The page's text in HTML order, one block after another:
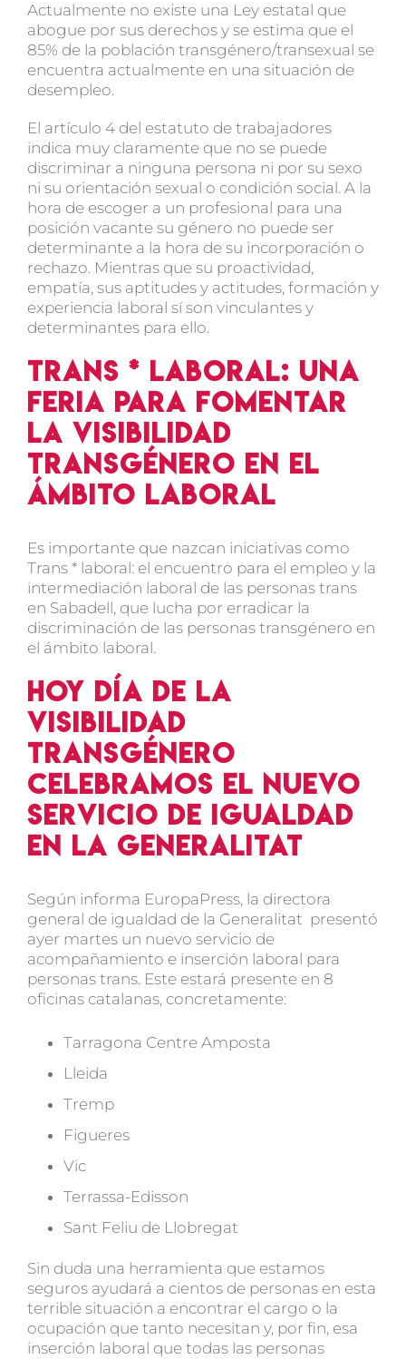
Actualmente no existe una Ley estatal que
abogue por sus derechos y se estima que el
85% de la población transgénero/transexual se
encuentra actualmente en una situación de
desempleo.
El artículo 4 del estatuto de trabajadores
indica muy claramente que no se puede
discriminar a ninguna persona ni por su sexo
ni su orientación sexual o condición social. A la
hora de escoger a un profesional para una
posición vacante su género no puede ser
determinante a la hora de su incorporación o
rechazo. Mientras que su proactividad,
empatía, sus aptitudes y actitudes, formación y
experiencia laboral sí son vinculantes y
determinantes para ello.
Trans * Laboral: Una
feria para fomentar
la visibilidad
transgénero en el
ámbito laboral
Es importante que nazcan iniciativas como
Trans * laboral: el encuentro para el empleo y la
intermediación laboral de las personas trans
en Sabadell, que lucha por erradicar la
discriminación de las personas transgénero en
el ámbito laboral.
Hoy día de la
visibilidad
transgénero
celebramos el nuevo
servicio de igualdad
en la Generalitat
Según informa EuropaPress, la directora
general de igualdad de la Generalitat presentó
ayer martes un nuevo servicio de
acompañamiento e inserción laboral para
personas trans. Este estará presente en 8
oficinas catalanas, concretamente:
Tarragona Centre Amposta
Lleida
Tremp
Figueres
Vic
Terrassa-Edisson
Sant Feliu de Llobregat
Sin duda una herramienta que estamos
seguros ayudará a cientos de personas en esta
terrible situación a encontrar el cargo o la
ocupación que tanto necesitan y, por fin, esa
inserción laboral que todas las personas